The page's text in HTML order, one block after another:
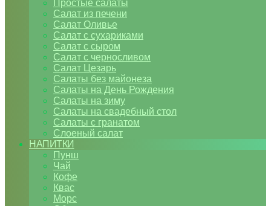
Простые салаты
Салат из печени
Салат Оливье
Салат с сухариками
Салат с сыром
Салат с черносливом
Салат Цезарь
Салаты без майонеза
Салаты на День Рождения
Салаты на зиму
Салаты на свадебный стол
Салаты с гранатом
Слоеный салат
НАПИТКИ
Пунш
Чай
Кофе
Квас
Морс